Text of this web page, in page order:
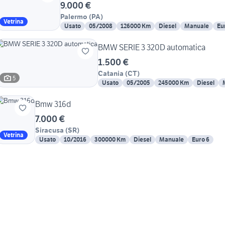
Vetrina
9.000 €
Palermo (PA)
Usato 05/2008 126000 Km Diesel Manuale
5
BMW SERIE 3 320D automatica
1.500 €
Catania (CT)
Usato 05/2005 245000 Km Diesel
Vetrina
Bmw 316d
7.000 €
Siracusa (SR)
Usato 10/2016 300000 Km Diesel Manuale Euro 6